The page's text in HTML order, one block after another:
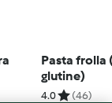
Pasta frolla
glutine)
4.0 (46)